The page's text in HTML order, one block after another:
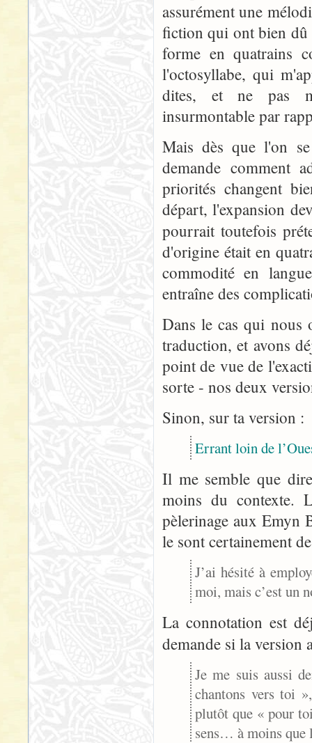
assurément une
fiction qui ont bien dû
forme en quatrains
l'octosyllabe, qui
dites, et ne pas
insurmontable par
Mais dès que l'on
demande comment
priorités changent
départ, l'expansion
pourrait toutefois
d'origine était en
commodité en
entraîne des
Dans le cas qui nous
traduction, et avons
point de vue de
sorte - nos deux
Sinon, sur ta version :
Errant loin de
Il me semble que
moins du contexte.
pèlerinage aux Emyn
le sont certainement
J’ai hésité à
moi, mais c’est un
La connotation est
demande si la version
Je me suis aussi
chantons vers toi
plutôt que « pour
sens… à moins que